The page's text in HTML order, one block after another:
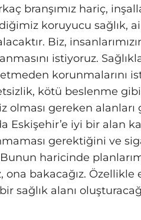
branşımız hariç,
koruyucu sağlık,
Biz,
istiyoruz.
korunmalarını
kötü beslenme
gereken alanları
Eskişehir’e iyi bir alan
gerektiğini ve
Bunun haricinde
ona bakacağız. Özellikle
alanı